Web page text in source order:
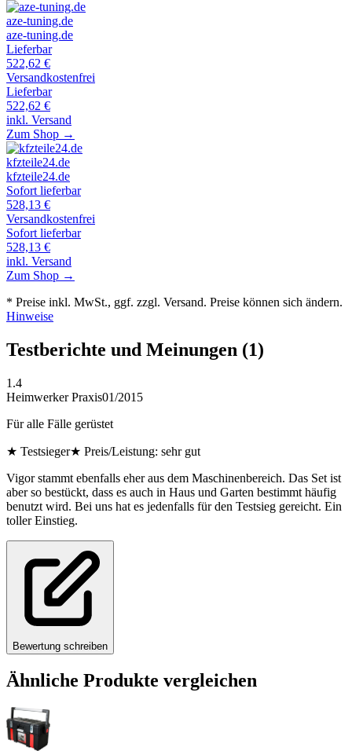
aze-tuning.de
aze-tuning.de
Lieferbar
522,62 €
Versandkostenfrei
Lieferbar
522,62 €
inkl. Versand
Zum Shop →
kfzteile24.de
kfzteile24.de
Sofort lieferbar
528,13 €
Versandkostenfrei
Sofort lieferbar
528,13 €
inkl. Versand
Zum Shop →
* Preise inkl. MwSt., ggf. zzgl. Versand. Preise können sich ändern.
Hinweise
Testberichte und Meinungen (1)
1.4
Heimwerker Praxis01/2015
Für alle Fälle gerüstet
★ Testsieger★ Preis/Leistung: sehr gut
Vigor stammt ebenfalls eher aus dem Maschinenbereich. Das Set ist
aber so bestückt, dass es auch in Haus und Garten bestimmt häufig
benutzt wird. Bei uns hat es jedenfalls für den Testsieg gereicht. Ein
toller Einstieg.
Bewertung schreiben
Ähnliche Produkte vergleichen